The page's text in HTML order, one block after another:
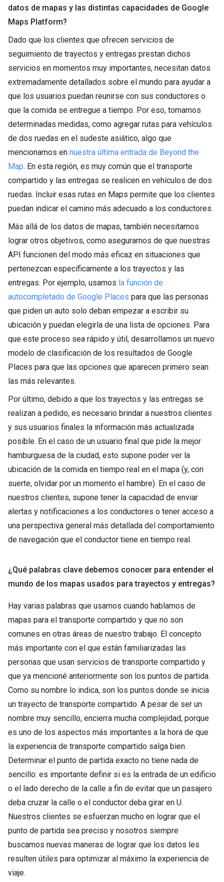
datos de mapas y las distintas capacidades de Google
Maps Platform?
Dado que los clientes que ofrecen servicios de
seguimiento de trayectos y entregas prestan dichos
servicios en momentos muy importantes, necesitan datos
extremadamente detallados sobre el mundo para ayudar a
que los usuarios puedan reunirse con sus conductores o
que la comida se entregue a tiempo. Por eso, tomamos
determinadas medidas, como agregar rutas para vehículos
de dos ruedas en el sudeste asiático, algo que
mencionamos en nuestra última entrada de Beyond the
Map. En esta región, es muy común que el transporte
compartido y las entregas se realicen en vehículos de dos
ruedas. Incluir esas rutas en Maps permite que los clientes
puedan indicar el camino más adecuado a los conductores.
Más allá de los datos de mapas, también necesitamos
lograr otros objetivos, como asegurarnos de que nuestras
API funcionen del modo más eficaz en situaciones que
pertenezcan específicamente a los trayectos y las
entregas. Por ejemplo, usamos la función de
autocompletado de Google Places para que las personas
que piden un auto solo deban empezar a escribir su
ubicación y puedan elegirla de una lista de opciones. Para
que este proceso sea rápido y útil, desarrollamos un nuevo
modelo de clasificación de los resultados de Google
Places para que las opciones que aparecen primero sean
las más relevantes.
Por último, debido a que los trayectos y las entregas se
realizan a pedido, es necesario brindar a nuestros clientes
y sus usuarios finales la información más actualizada
posible. En el caso de un usuario final que pide la mejor
hamburguesa de la ciudad, esto supone poder ver la
ubicación de la comida en tiempo real en el mapa (y, con
suerte, olvidar por un momento el hambre). En el caso de
nuestros clientes, supone tener la capacidad de enviar
alertas y notificaciones a los conductores o tener acceso a
una perspectiva general más detallada del comportamiento
de navegación que el conductor tiene en tiempo real.
¿Qué palabras clave debemos conocer para entender el
mundo de los mapas usados para trayectos y entregas?
Hay varias palabras que usamos cuando hablamos de
mapas para el transporte compartido y que no son
comunes en otras áreas de nuestro trabajo. El concepto
más importante con el que están familiarizadas las
personas que usan servicios de transporte compartido y
que ya mencioné anteriormente son los puntos de partida.
Como su nombre lo indica, son los puntos donde se inicia
un trayecto de transporte compartido. A pesar de ser un
nombre muy sencillo, encierra mucha complejidad, porque
es uno de los aspectos más importantes a la hora de que
la experiencia de transporte compartido salga bien.
Determinar el punto de partida exacto no tiene nada de
sencillo: es importante definir si es la entrada de un edificio
o el lado derecho de la calle a fin de evitar que un pasajero
deba cruzar la calle o el conductor deba girar en U.
Nuestros clientes se esfuerzan mucho en lograr que el
punto de partida sea preciso y nosotros siempre
buscamos nuevas maneras de lograr que los datos les
resulten útiles para optimizar al máximo la experiencia de
viaje.